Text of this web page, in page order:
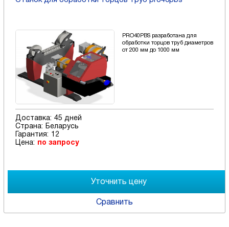
PRO40PBS разработана для
обработки торцов труб диаметров
от 200 мм до 1000 мм
Доставка: 45 дней
Страна:
Беларусь
Гарантия:
12
Цена:
по запросу
Сравнить